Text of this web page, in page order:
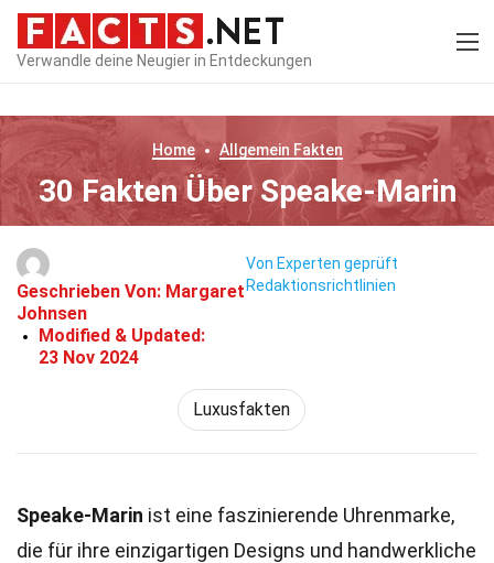
Verwandle deine Neugier in Entdeckungen
Home Allgemein Fakten
30 Fakten Über Speake-Marin
Geschrieben Von: Margaret
Johnsen
Modified & Updated:
23 Nov 2024
Von Experten geprüft
Redaktionsrichtlinien
Luxusfakten
Speake-Marin ist eine faszinierende Uhrenmarke,
die für ihre einzigartigen Designs und handwerkliche